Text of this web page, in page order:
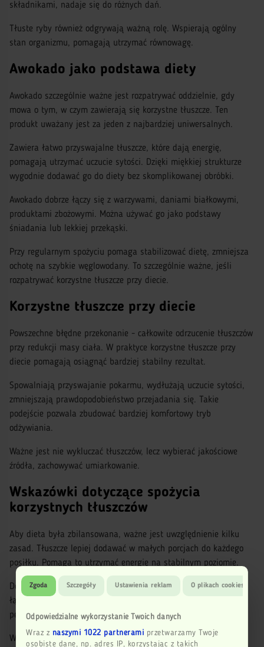
Zgoda Szczegóły Ustawienia reklam O plikach cookies
Odpowiedzialne wykorzystanie Twoich danych
Wraz z naszymi 1022 partneramiprzetwarzamy Twoje
osobiste dane, np. adres IP, korzystając z takich
składnikami, nadaje się do różnych dań.
Tłuste ryby również odgrywają ważną rolę. Wspierają ogólny
stan organizmu, pomagają utrzymać równowagę.
Awokado jako podstawa diety
Awokado szczególnie ważne jest rozpatrywać oddzielnie, gdy
mowa o tym, w czym zawierają się korzystne tłuszcze. Ten
produkt uważany jest za jeden z najbardziej uniwersalnych.
Zawiera łatwo przyswajalne tłuszcze, które dają energię,
pomagają utrzymać uczucie sytości. Dzięki miękkiej strukturze
wygodnie dodawać go do diety bez skomplikowanej obróbki.
Awokado dobrze łączy się z warzywami, daniami białkowymi,
produktami zbożowymi. Można używać go jako podstawy
śniadania lub lekkiej przekąski.
Przy regularnym spożyciu pomaga stabilizować dietę, zmniejsza
ochotę na szybkie węglowodany. To szczególnie ważne, jeśli
rozpatrywać korzystne tłuszcze przy diecie.
Korzystne tłuszcze przy diecie
Powszechne błędne przekonanie - całkowite odrzucenie tłuszczów
przy redukcji masy ciała. W praktyce korzystne tłuszcze przy
diecie pomagają osiągnąć bardziej stabilny rezultat.
Spowalniają przyswajanie pokarmu, wydłużają uczucie sytości,
zmniejszają prawdopodobieństwo przejadania się. Takie
podejście pozwala zbudować bardziej komfortowy tryb
odżywiania.
Ważne jest nie wykluczać tłuszczów, lecz wybierać jakościowe
źródła, zachowywać umiarkowanie.
Wskazówki dotyczące spożycia
korzystnych tłuszczów
Aby dieta była zbilansowana, ważne jest uwzględnienie kilku
zasad. Tłuszcze lepiej dodawać w małych porcjach do każdego
posiłku. Pomaga to utrzymać energię na stabilnym poziomie.
Dobry efekt daje połączenie z warzywami, białkami. Takie
łączenie poprawia przyswajanie, czyni dietę bardziej
pełnowartościową.
Warto także unikać nadmiernej ilości. Nawet jakościowe źródła